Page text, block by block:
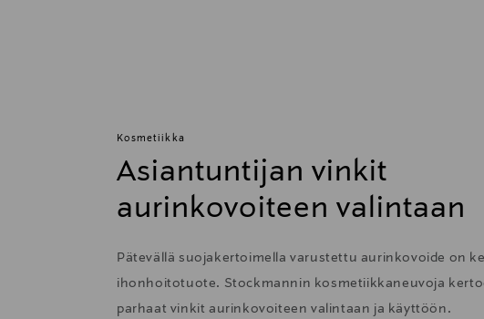
Kosmetiikka
Asiantuntijan vinkit
aurinkovoiteen valintaan
Pätevällä suojakertoimella varustettu aurinkovoide on
ihonhoitotuote. Stockmannin kosmetiikkaneuvoja
parhaat vinkit aurinkovoiteen valintaan ja käyttöön.